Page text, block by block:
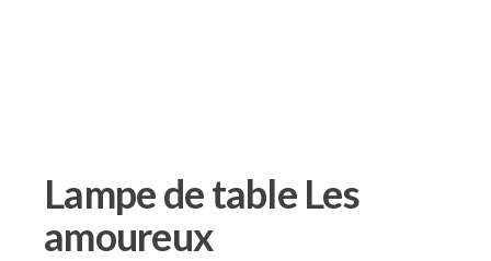
Lampe de table Les
amoureux